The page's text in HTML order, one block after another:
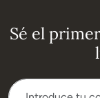
Sé el
Suscríbete a